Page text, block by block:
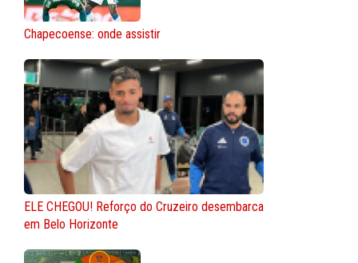
Chapecoense: onde assistir
ELE CHEGOU! Reforço do Cruzeiro desembarca
em Belo Horizonte